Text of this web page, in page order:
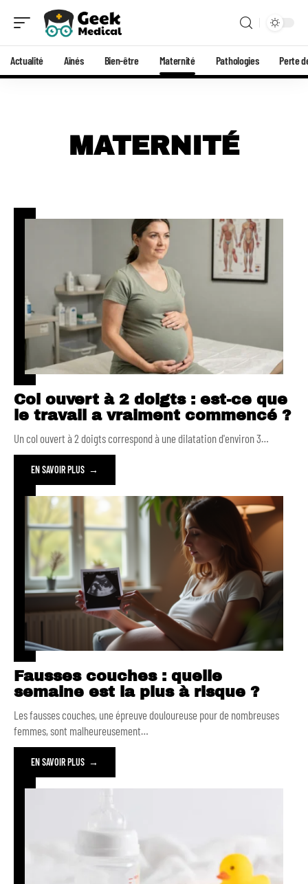
Actualité Aînés Bien-être Maternité Pathologies Perte
MATERNITÉ
Col ouvert à 2 doigts : est-ce que
le travail a vraiment commencé ?
Un col ouvert à 2 doigts correspond à une dilatation d'environ 3…
EN SAVOIR PLUS
Fausses couches : quelle
semaine est la plus à risque ?
Les fausses couches, une épreuve douloureuse pour de nombreuses
femmes, sont malheureusement…
EN SAVOIR PLUS